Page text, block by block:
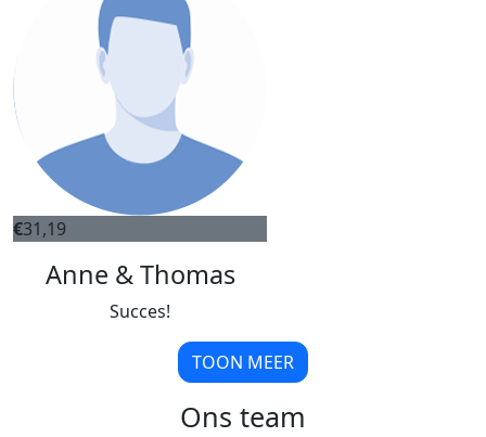
€31,19
Anne & Thomas
Succes!
TOON MEER
Ons team